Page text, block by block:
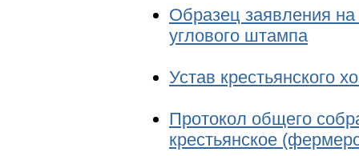
Образец заявления на
углового штампа
Устав крестьянского
Протокол общего
крестьянское